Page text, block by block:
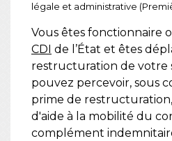
légale et administrative
Vous êtes fonctionnaire
CDI de l’État et êtes
restructuration de votre
pouvez percevoir, sous
prime de
d'aide à la mobilité du
complément